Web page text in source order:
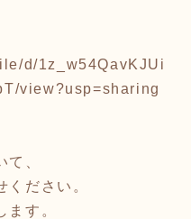
d/1z_w54QavKJUi
view?usp=sharing
、
ください。
す。